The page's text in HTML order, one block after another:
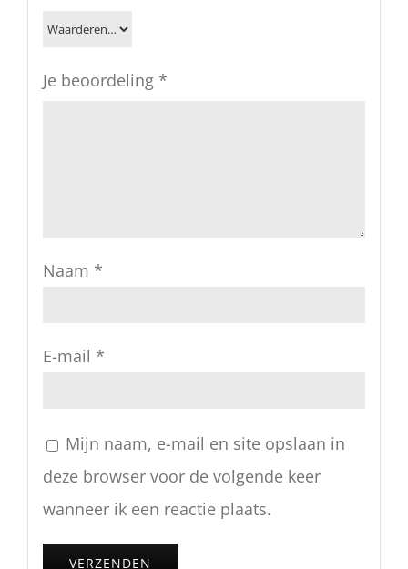
Je beoordeling *
Naam *
E-mail *
Mijn naam, e-mail en site opslaan in
deze browser voor de volgende keer
wanneer ik een reactie plaats.